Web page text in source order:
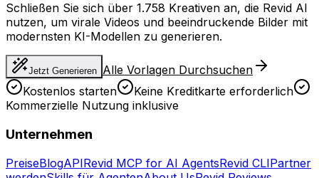
Schließen Sie sich über 1.758 Kreativen an, die Revid AI
nutzen, um virale Videos und beeindruckende Bilder mit
modernsten KI-Modellen zu generieren.
Jetzt Generieren Alle Vorlagen Durchsuchen
Kostenlos starten
Keine Kreditkarte erforderlich
Kommerzielle Nutzung inklusive
Unternehmen
PreiseBlogAPIRevid MCP for AI AgentsRevid CLIPartner